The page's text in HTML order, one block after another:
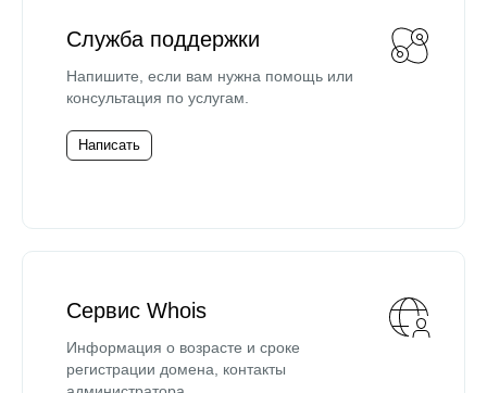
Служба поддержки
Напишите, если вам нужна помощь или
консультация по услугам.
Написать
Сервис Whois
Информация о возрасте и сроке
регистрации домена, контакты